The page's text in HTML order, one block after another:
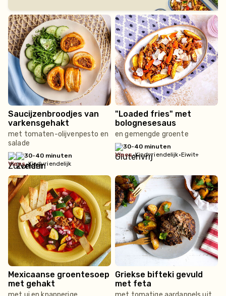
Saucijzenbroodjes van
varkensgehakt
met tomaten-olijvenpesto en
salade
30-40 minuten
vlees•Kindvriendelijk
"Loaded fries" met
bolognesesaus
en gemengde groente
30-40 minuten
vlees•Kindvriendelijk•Eiwit+
Mexicaanse groentesoep
met gehakt
Griekse bifteki gevuld
met feta